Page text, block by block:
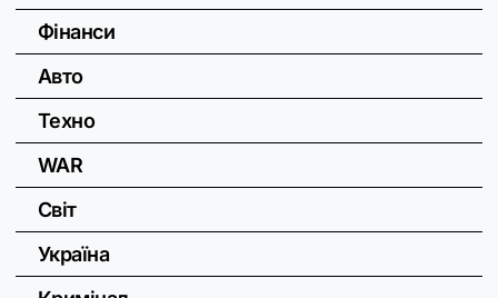
Фінанси
Авто
Техно
WAR
Світ
Україна